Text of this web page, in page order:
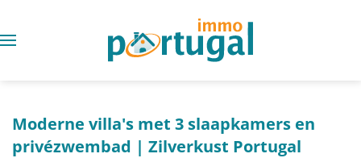
Moderne villa's met 3 slaapkamers en
privézwembad | Zilverkust Portugal